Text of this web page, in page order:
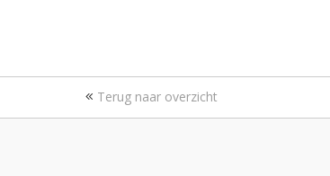
Terug naar overzicht